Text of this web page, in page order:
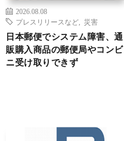
2026.08.08
プレスリリースなど
災害
日本郵便でシステム障害、通
販購入商品の郵便局やコンビ
ニ受け取りできず